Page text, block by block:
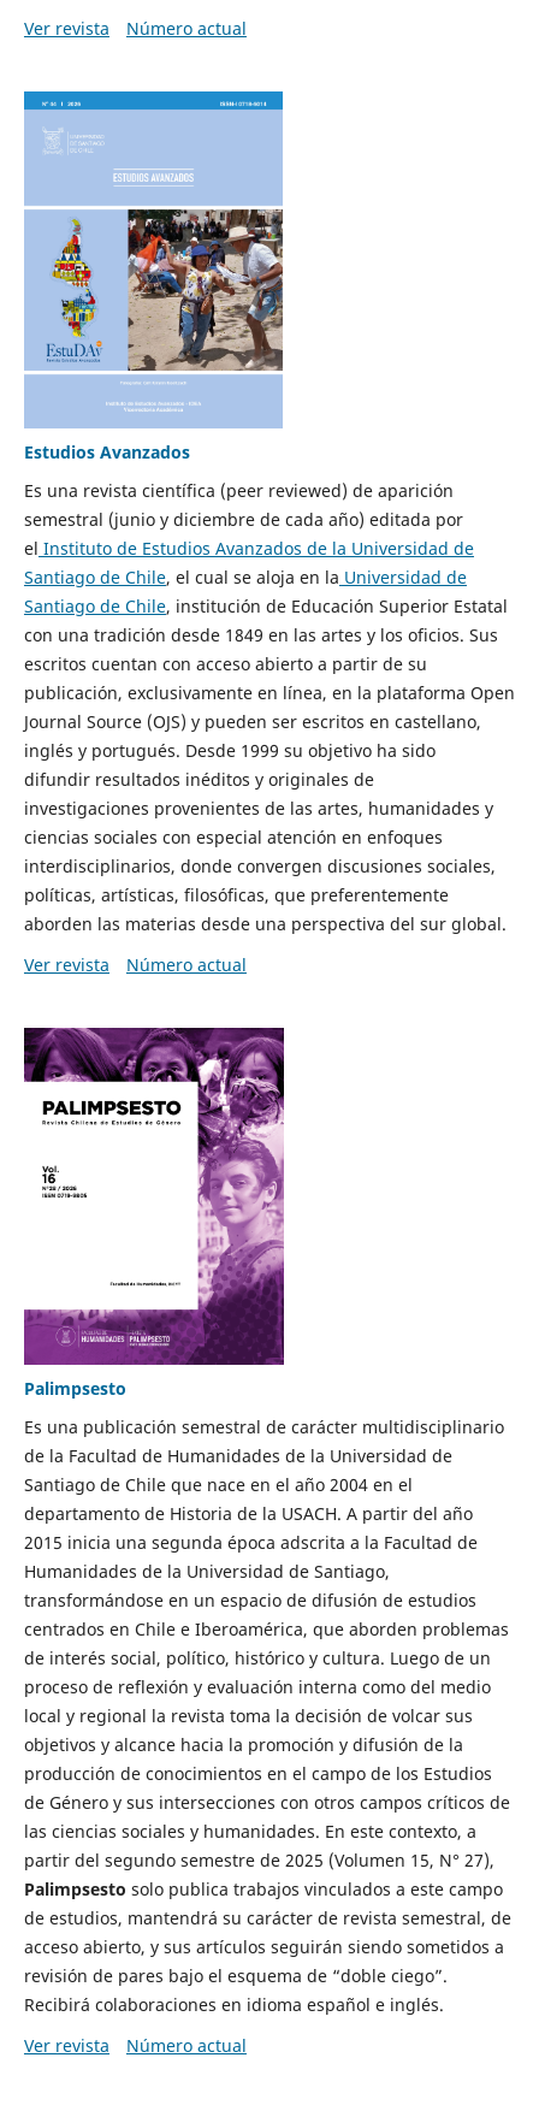
Ver revista
Número actual
Estudios Avanzados
Es una revista científica (peer reviewed) de aparición
semestral (junio y diciembre de cada año) editada por
el Instituto de Estudios Avanzados de la Universidad de
Santiago de Chile, el cual se aloja en la Universidad de
Santiago de Chile, institución de Educación Superior Estatal
con una tradición desde 1849 en las artes y los oficios. Sus
escritos cuentan con acceso abierto a partir de su
publicación, exclusivamente en línea, en la plataforma Open
Journal Source (OJS) y pueden ser escritos en castellano,
inglés y portugués. Desde 1999 su objetivo ha sido
difundir resultados inéditos y originales de
investigaciones provenientes de las artes, humanidades y
ciencias sociales con especial atención en enfoques
interdisciplinarios, donde convergen discusiones sociales,
políticas, artísticas, filosóficas, que preferentemente
aborden las materias desde una perspectiva del sur global.
Ver revista
Número actual
Palimpsesto
Es una publicación semestral de carácter multidisciplinario
de la Facultad de Humanidades de la Universidad de
Santiago de Chile que nace en el año 2004 en el
departamento de Historia de la USACH. A partir del año
2015 inicia una segunda época adscrita a la Facultad de
Humanidades de la Universidad de Santiago,
transformándose en un espacio de difusión de estudios
centrados en Chile e Iberoamérica, que aborden problemas
de interés social, político, histórico y cultura. Luego de un
proceso de reflexión y evaluación interna como del medio
local y regional la revista toma la decisión de volcar sus
objetivos y alcance hacia la promoción y difusión de la
producción de conocimientos en el campo de los Estudios
de Género y sus intersecciones con otros campos críticos de
las ciencias sociales y humanidades. En este contexto, a
partir del segundo semestre de 2025 (Volumen 15, N° 27),
Palimpsesto solo publica trabajos vinculados a este campo
de estudios, mantendrá su carácter de revista semestral, de
acceso abierto, y sus artículos seguirán siendo sometidos a
revisión de pares bajo el esquema de “doble ciego”.
Recibirá colaboraciones en idioma español e inglés.
Ver revista
Número actual